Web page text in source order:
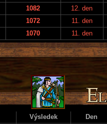
1082
12. den
1072
11. den
1070 11. den
Výsledek
Den